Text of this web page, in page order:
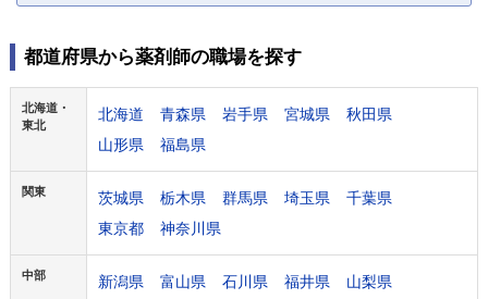
都道府県から薬剤師の職場を探す
北海道・
東北
北海道 青森県 岩手県 宮城県
秋田県
山形県
福島県
関東 茨城県 栃木県 群馬県 埼玉県
千葉県
東京都
神奈川県
中部 新潟県 富山県 石川県 福井県
山梨県